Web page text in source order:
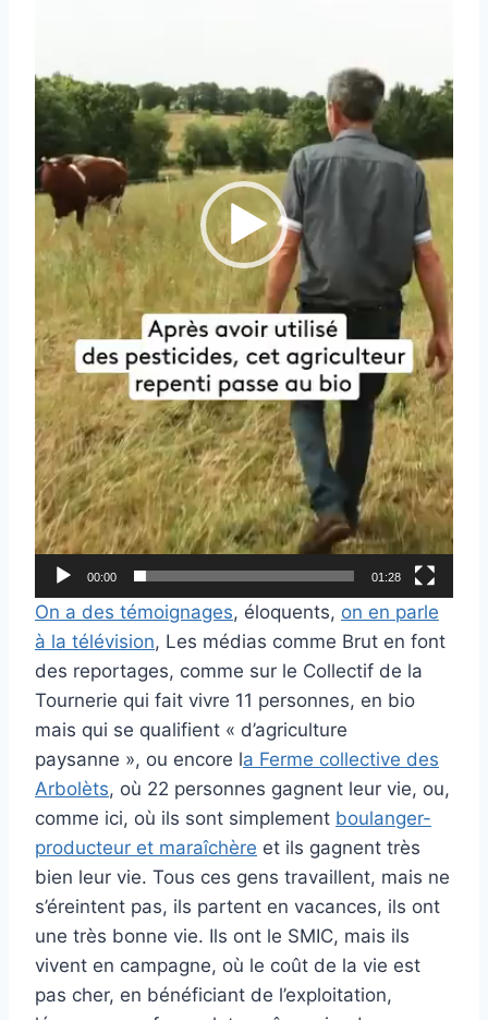
v
i
d
é
o
00:00 01:28
On a des témoignages, éloquents, on en parle
à la télévision, Les médias comme Brut en font
des reportages, comme sur le Collectif de la
Tournerie qui fait vivre 11 personnes, en bio
mais qui se qualifient « d’agriculture
paysanne », ou encore la Ferme collective des
Arbolèts, où 22 personnes gagnent leur vie, ou,
comme ici, où ils sont simplement boulanger-
producteur et maraîchère et ils gagnent très
bien leur vie. Tous ces gens travaillent, mais ne
s’éreintent pas, ils partent en vacances, ils ont
une très bonne vie. Ils ont le SMIC, mais ils
vivent en campagne, où le coût de la vie est
pas cher, en bénéficiant de l’exploitation,